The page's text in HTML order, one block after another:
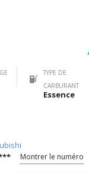
TYPE DE
CARBURANT
Essence
Montrer le numéro